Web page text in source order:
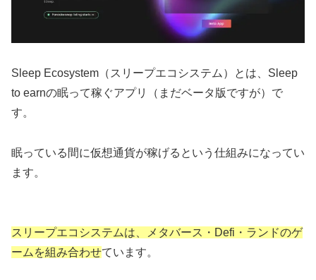
Sleep Ecosystem（スリープエコシステム）とは、Sleep
to earnの眠って稼ぐアプリ（まだベータ版ですが）で
す。
眠っている間に仮想通貨が稼げるという仕組みになってい
ます。
スリープエコシステムは、メタバース・Defi・ランドのゲ
ームを組み合わせています。